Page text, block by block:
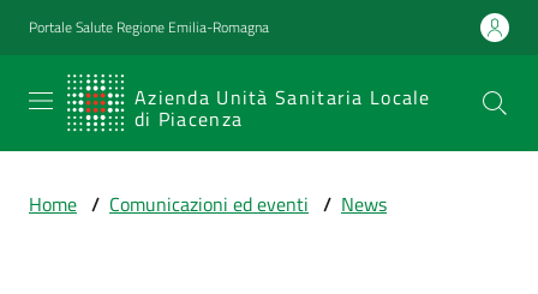
Vai al contenuto
Vai alla navigazione
Vai al footer
Portale Salute Regione Emilia-Romagna
Azienda Unità Sanitaria Locale
di Piacenza
SERVIZIO
SANITARIO
Emilia-
Home / Comunicazioni ed eventi / News